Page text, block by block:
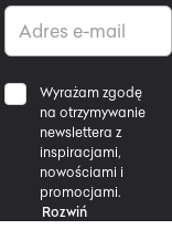
Wyrażam zgodę
na otrzymywanie
newslettera z
inspiracjami,
nowościami i
promocjami.
Rozwiń